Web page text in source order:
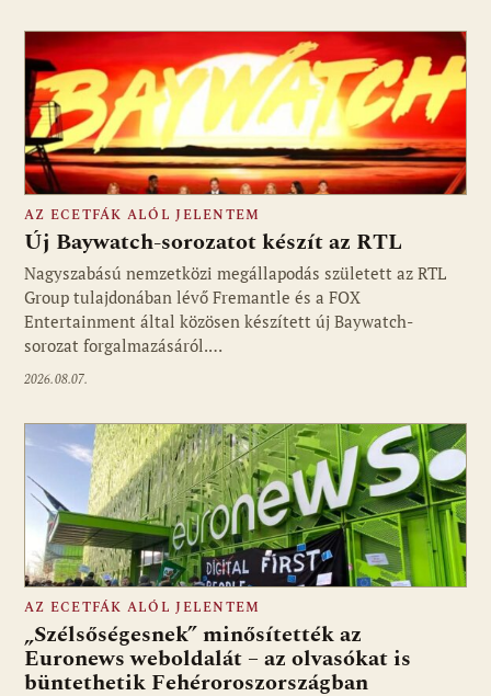
Fotó: media1.hu
AZ ECETFÁK ALÓL JELENTEM
Új Baywatch-sorozatot készít az RTL
Nagyszabású nemzetközi megállapodás született az RTL
Group tulajdonában lévő Fremantle és a FOX
Entertainment által közösen készített új Baywatch-
sorozat forgalmazásáról.…
2026.08.07.
Fotó: media1.hu
AZ ECETFÁK ALÓL JELENTEM
„Szélsőségesnek” minősítették az
Euronews weboldalát – az olvasókat is
büntethetik Fehéroroszországban